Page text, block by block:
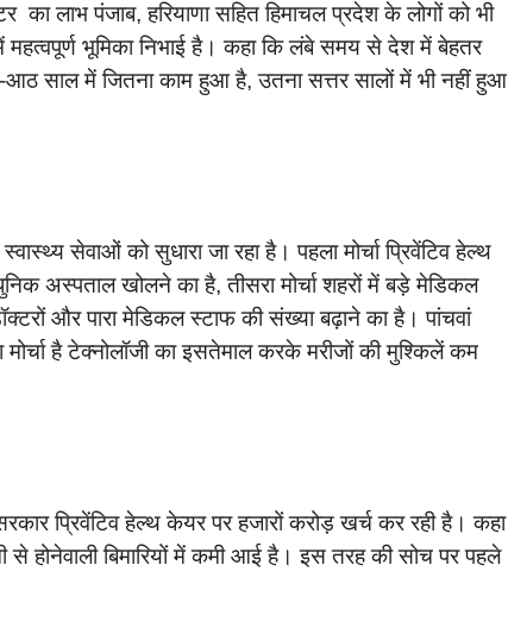
का लाभ पंजाब, हरियाणा सहित हिमाचल प्रदेश के लोगों को भी
महत्वपूर्ण भूमिका निभाई है। कहा कि लंबे समय से देश में बेहतर
साल में जितना काम हुआ है, उतना सत्तर सालों में भी नहीं हुआ
सेवाओं को सुधारा जा रहा है। पहला मोर्चा प्रिवेंटिव हेल्थ
अस्पताल खोलने का है, तीसरा मोर्चा शहरों में बड़े मेडिकल
और पारा मेडिकल स्टाफ की संख्या बढ़ाने का है। पांचवां
है टेक्नोलॉजी का इसतेमाल करके मरीजों की मुश्किलें कम
प्रिवेंटिव हेल्थ केयर पर हजारों करोड़ खर्च कर रही है। कहा
होनेवाली बिमारियों में कमी आई है। इस तरह की सोच पर पहले